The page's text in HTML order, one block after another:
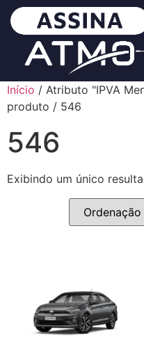
Início / Atributo "IPVA
produto / 546
546
Exibindo um único